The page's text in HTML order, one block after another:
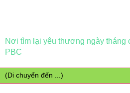
Nơi tìm lại yêu thương ngày
PBC